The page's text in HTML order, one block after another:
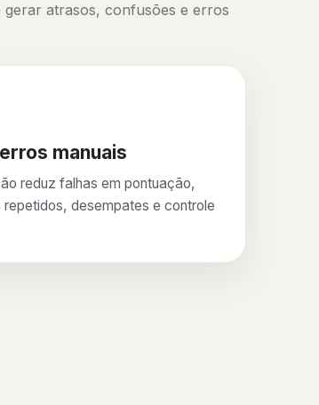
gerar atrasos, confusões e erros
manuais
reduz falhas em pontuação,
desempates e controle